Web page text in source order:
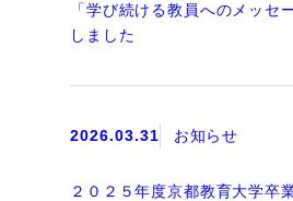
「学び続ける教員へのメッセ
しました
2026.03.31 お知らせ
２０２５年度京都教育大学卒